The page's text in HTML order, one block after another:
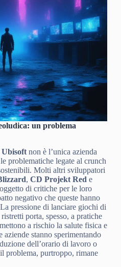
un problema
Ubisoftnon è l’unica azienda
problematiche legate al crunch
Molti altri sviluppatori
, CD Projekt Red e
di critiche per le loro
negativo che queste hanno
pressione di lanciare giochi di
porta, spesso, a pratiche
a rischio la salute fisica e
stanno sperimentando
dell’orario di lavoro o
problema, purtroppo, rimane